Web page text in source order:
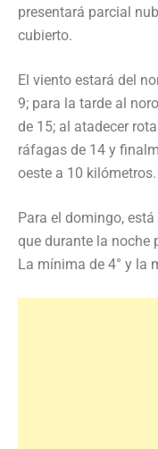
presentará parcial
cubierto.
El viento estará del
9; para la tarde al
de 15; al atadecer
ráfagas de 14 y
oeste a 10 kilómetros.
Para el domingo,
que durante la noche
La mínima de 4° y la